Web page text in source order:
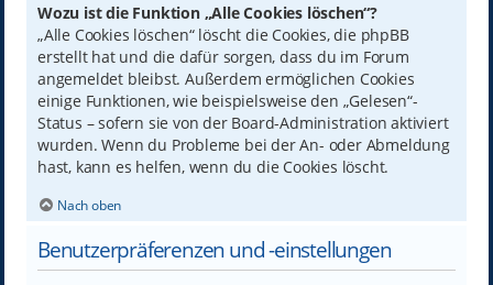
Wozu ist die Funktion „Alle Cookies löschen“?
„Alle Cookies löschen“ löscht die Cookies, die phpBB
erstellt hat und die dafür sorgen, dass du im Forum
angemeldet bleibst. Außerdem ermöglichen Cookies
einige Funktionen, wie beispielsweise den „Gelesen“-
Status – sofern sie von der Board-Administration aktiviert
wurden. Wenn du Probleme bei der An- oder Abmeldung
hast, kann es helfen, wenn du die Cookies löscht.
Nach oben
Benutzerpräferenzen und -einstellungen